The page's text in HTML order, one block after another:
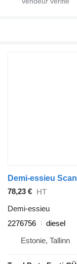
78,23 € HT
Demi-essieu
2276756
diesel
Estonie, Tallinn